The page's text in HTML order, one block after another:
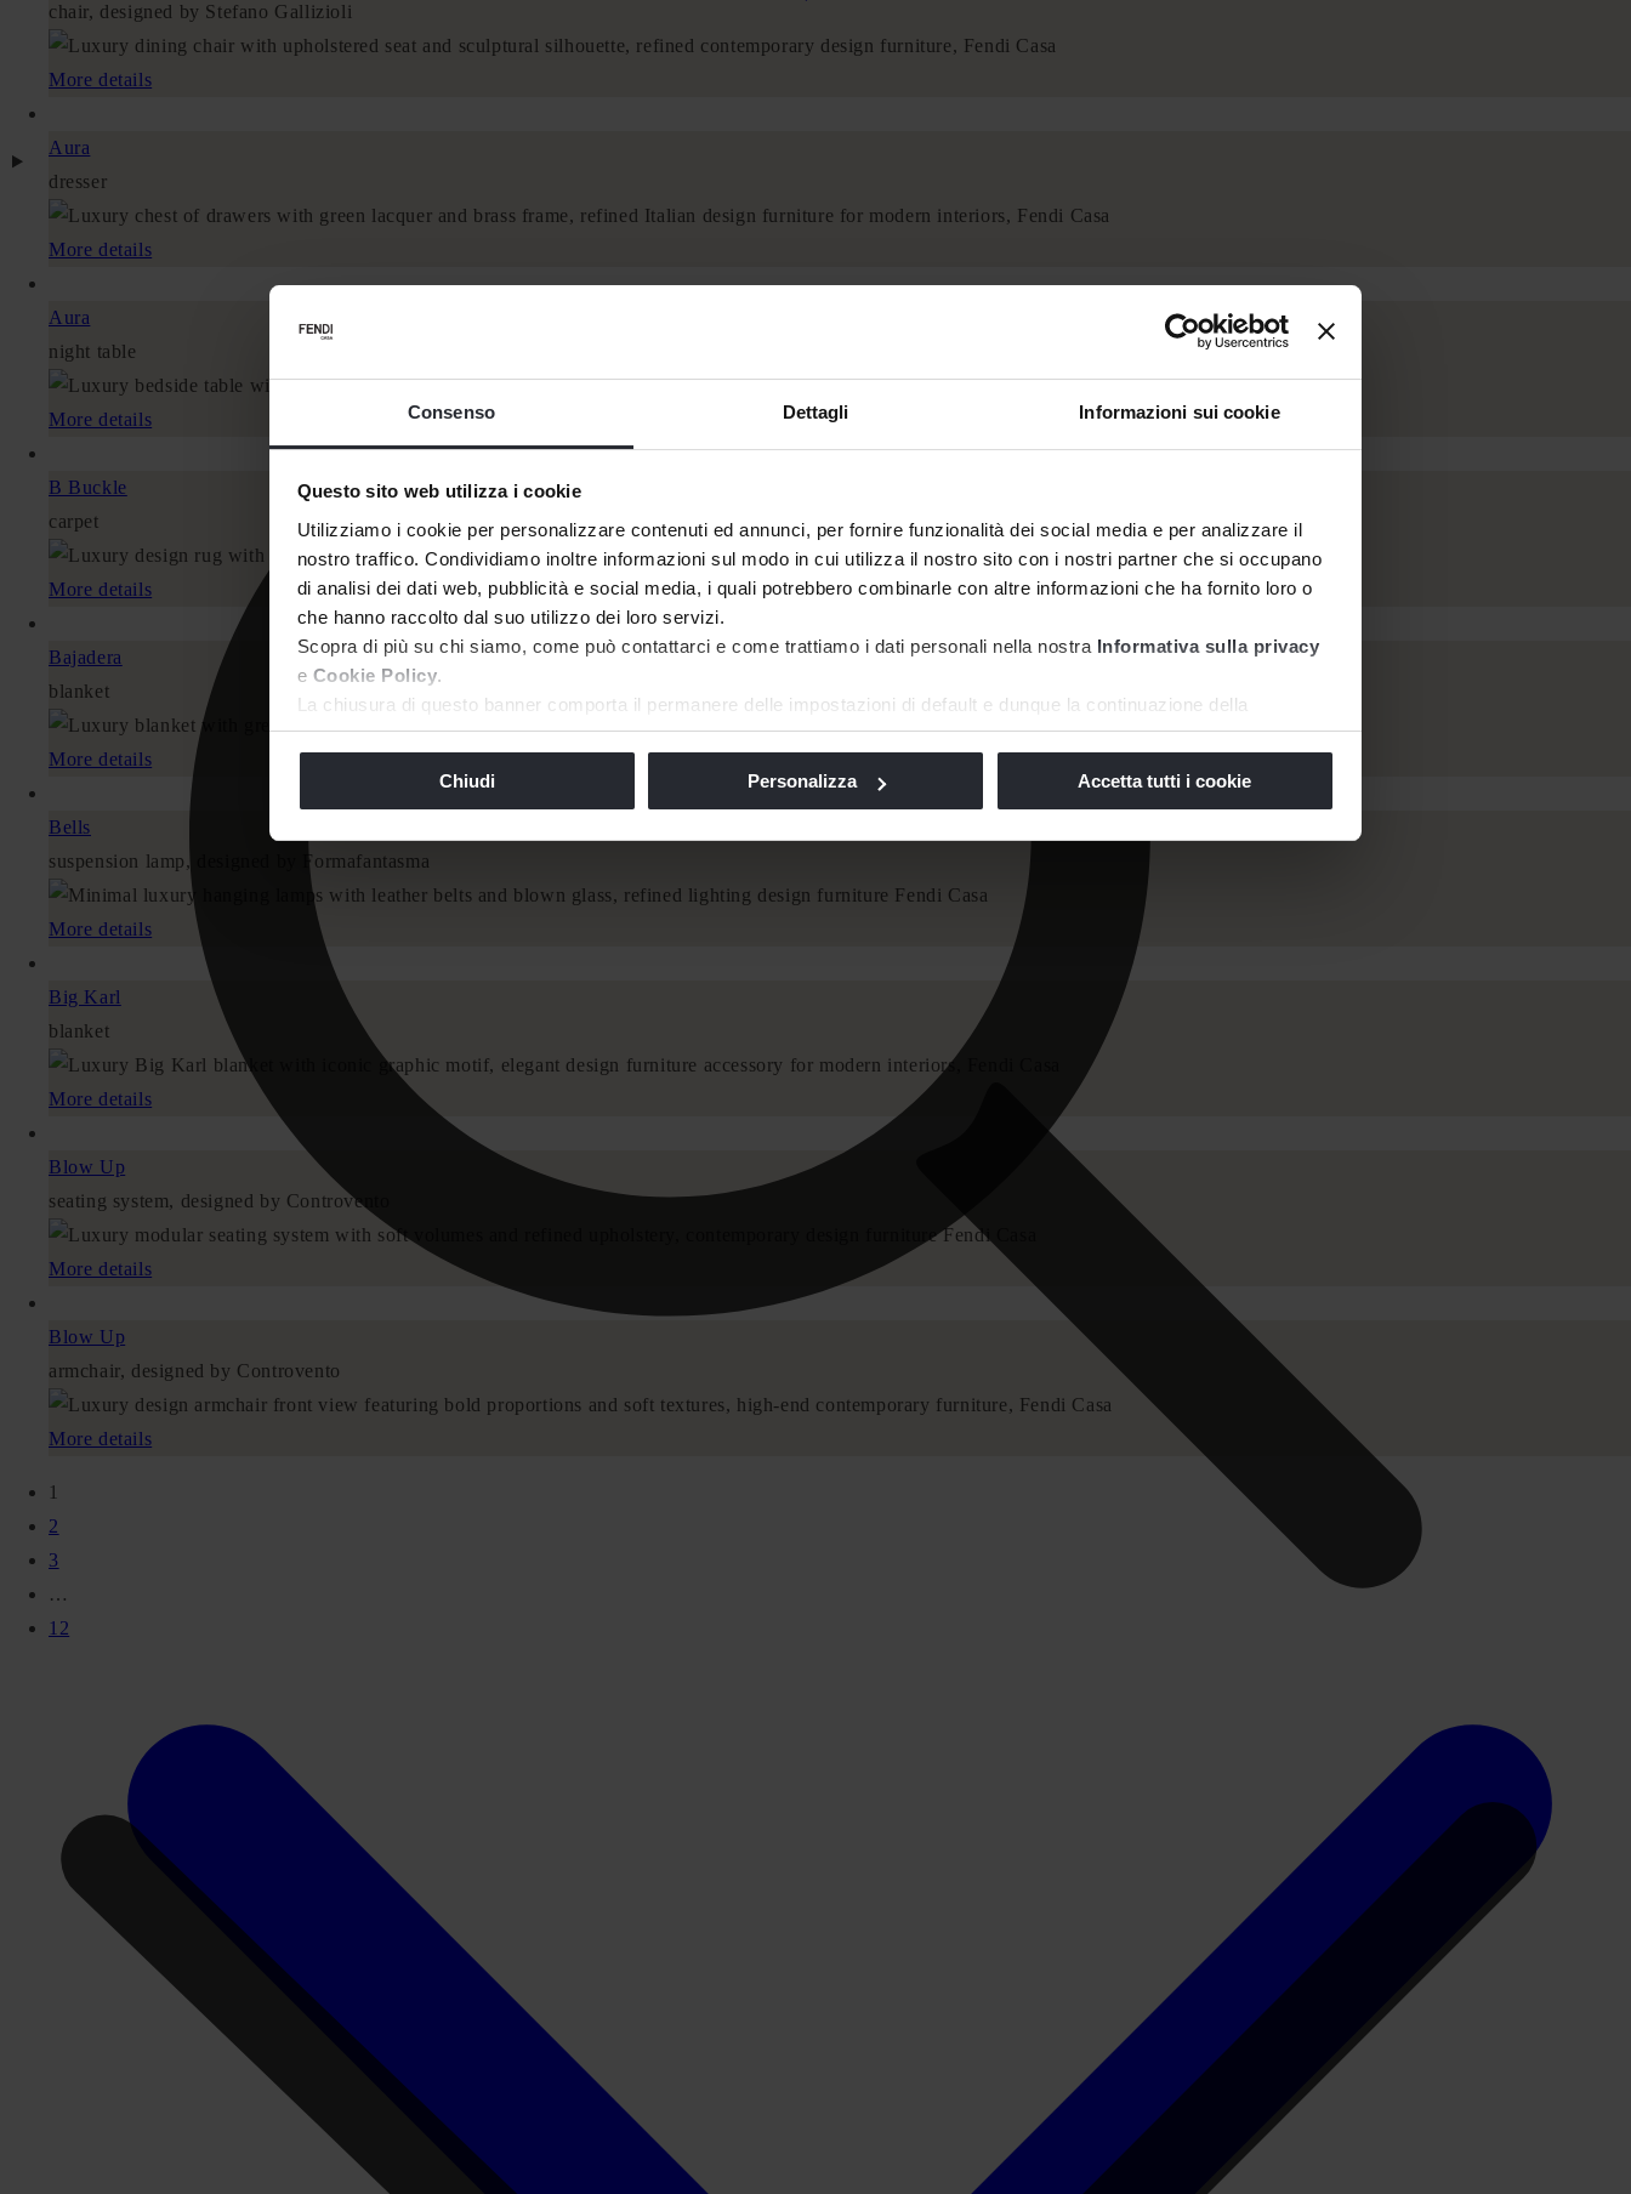
Consenso Dettagli Informazioni sui cookie
Questo sito web utilizza i cookie
Utilizziamo i cookie per personalizzare contenuti ed annunci, per fornire funzionalità dei social media e per analizzare il
nostro traffico. Condividiamo inoltre informazioni sul modo in cui utilizza il nostro sito con i nostri partner che si occupano
di analisi dei dati web, pubblicità e social media, i quali potrebbero combinarle con altre informazioni che ha fornito loro o
che hanno raccolto dal suo utilizzo dei loro servizi.
Scopra di più su chi siamo, come può contattarci e come trattiamo i dati personali nella nostra Informativa sulla privacy
e Cookie Policy.
La chiusura di questo banner comporta il permanere delle impostazioni di default e dunque la continuazione della
navigazione in assenza di cookie o altri strumenti di tracciamento diversi da quelli tecnici.
Chiudi Personalizza Accetta tutti i cookie
chair, designed by Stefano Gallizioli
More details
Aura
dresser
More details
Aura
night table
More details
B Buckle
carpet
More details
Bajadera
blanket
More details
Bells
suspension lamp, designed by Formafantasma
More details
Big Karl
blanket
More details
Blow Up
seating system, designed by Controvento
More details
Blow Up
armchair, designed by Controvento
More details
1
2
3
…
12